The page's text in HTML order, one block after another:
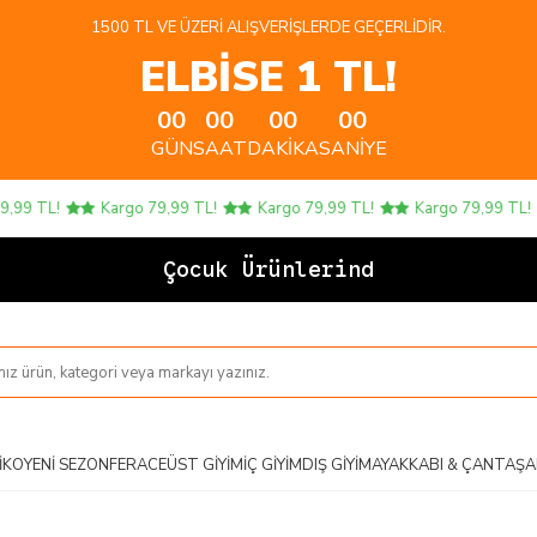
1500 TL VE ÜZERI ALIŞVERIŞLERDE GEÇERLIDIR.
ELBİSE 1 TL!
00
GÜN
00
SAAT
00
DAKIKA
00
SANIYE
TL! Kargo 79,99 TL! Kargo 79,99 TL! Kargo 79,99 TL!
Çocuk Ürünlerinde 4
YENI SEZONFERACEÜST GIYIMİÇ GIYIMDIŞ GIYIMAYAKKABI & ÇANTA